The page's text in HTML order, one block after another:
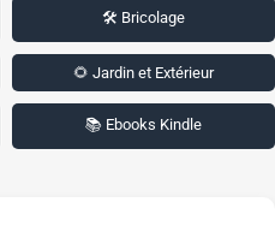
🛠️ Bricolage
🌻 Jardin et Extérieur
📚 Ebooks Kindle